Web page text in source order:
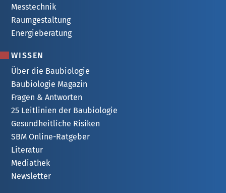
Messtechnik
Raumgestaltung
Energieberatung
WISSEN
Über die Baubiologie
Baubiologie Magazin
Fragen & Antworten
25 Leitlinien der Baubiologie
Gesundheitliche Risiken
SBM Online-Ratgeber
Literatur
Mediathek
Newsletter